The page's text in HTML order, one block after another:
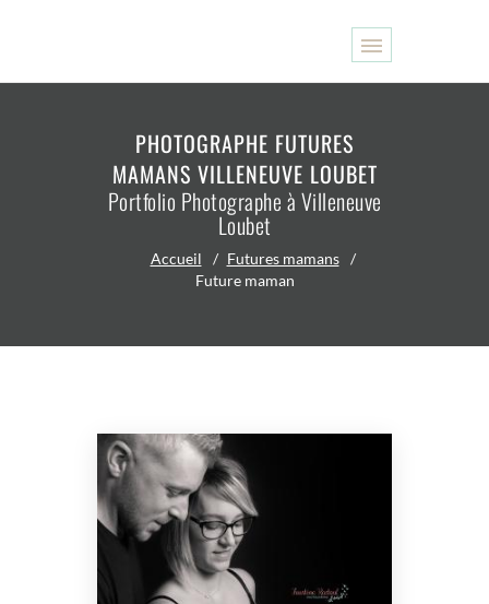
PHOTOGRAPHE FUTURES
MAMANS VILLENEUVE LOUBET
Portfolio Photographe à Villeneuve
Loubet
Accueil
Futures mamans
Future maman